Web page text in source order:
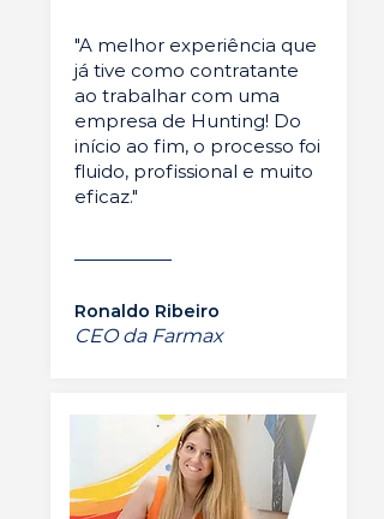
"A melhor experiência que
já tive como contratante
ao trabalhar com uma
empresa de Hunting! Do
início ao fim, o processo foi
fluido, profissional e muito
eficaz."
Ronaldo Ribeiro
CEO da Farmax